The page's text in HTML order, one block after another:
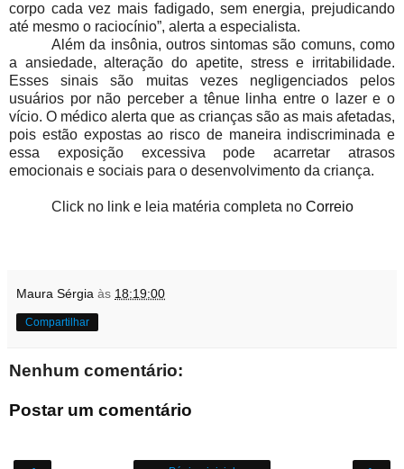
corpo cada vez mais fadigado, sem energia, prejudicando
até mesmo o raciocínio”, alerta a especialista.
Além da insônia, outros sintomas são comuns, como
a ansiedade, alteração do apetite, stress e irritabilidade.
Esses sinais são muitas vezes negligenciados pelos
usuários por não perceber a tênue linha entre o lazer e o
vício. O médico alerta que as crianças são as mais afetadas,
pois estão expostas ao risco de maneira indiscriminada e
essa exposição excessiva pode acarretar atrasos
emocionais e sociais para o desenvolvimento da criança.
Click no link e leia matéria completa noCorreio
Maura Sérgia às 18:19:00
Compartilhar
Nenhum comentário:
Postar um comentário